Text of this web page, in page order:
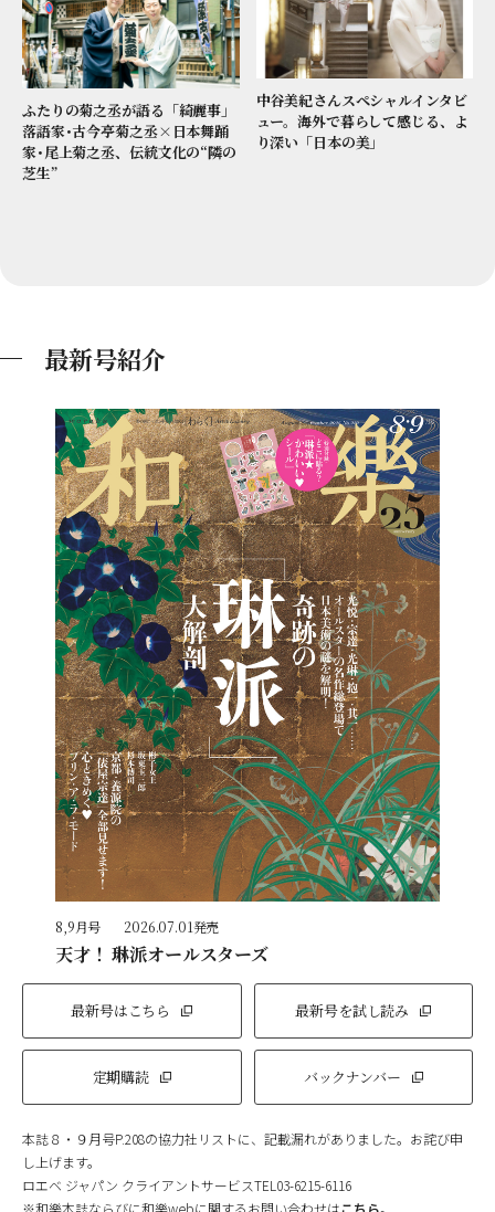
ふたりの菊之丞が語る「綺麗事」
落語家･古今亭菊之丞×日本舞踊
家･尾上菊之丞、伝統文化の“隣の
芝生”
中谷美紀さんスペシャルインタビ
ュー。海外で暮らして感じる、よ
り深い「日本の美」
最新号紹介
8,9月号 2026.07.01発売
天才！ 琳派オールスターズ
最新号はこちら 最新号を試し読み
定期購読 バックナンバー
本誌８・９月号P.208の協力社リストに、記載漏れがありました。お詫び申
し上げます。
ロエベ ジャパン クライアントサービスTEL03-6215-6116
※和樂本誌ならびに和樂webに関するお問い合わせはこちら。